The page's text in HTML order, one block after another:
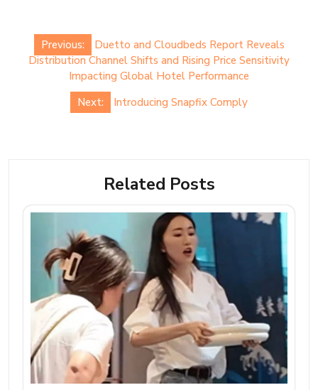
Post
navigation
Previous:
Duetto and Cloudbeds Report Reveals
Distribution Channel Shifts and Rising Price Sensitivity
Impacting Global Hotel Performance
Next:
Introducing Snapfix Comply
Related Posts